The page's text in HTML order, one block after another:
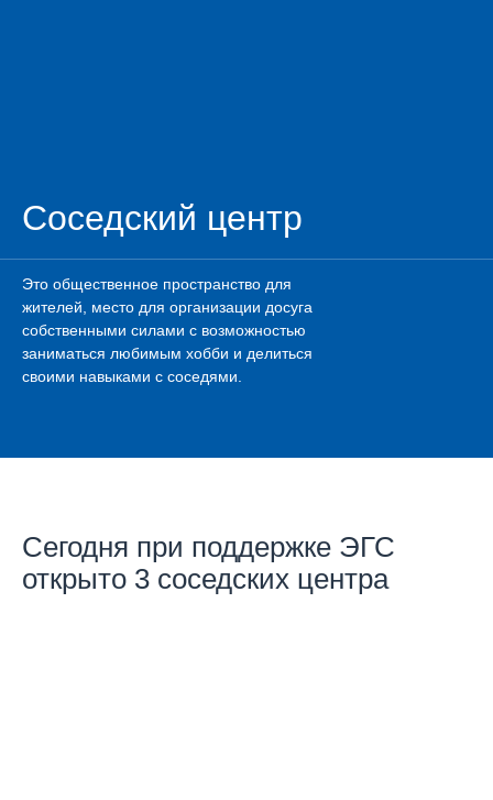
Соседский центр
Это общественное пространство для
жителей, место для организации досуга
собственными силами с возможностью
заниматься любимым хобби и делиться
своими навыками с соседями.
Сегодня при поддержке ЭГС
открыто 3 соседских центра